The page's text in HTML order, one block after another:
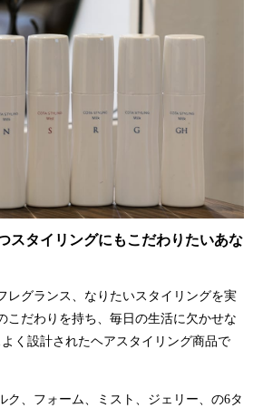
スタイリングにもこだわりたいあな
レグランス、なりたいスタイリングを実
こだわりを持ち、毎日の生活に欠かせな
く設計されたヘアスタイリング商品で
ク、フォーム、ミスト、ジェリー、の6タ